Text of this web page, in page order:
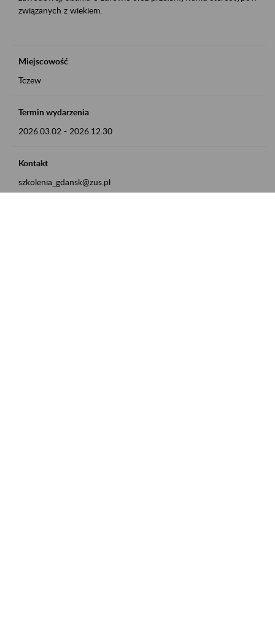
związanych z wiekiem.
Miejscowość
Tczew
Termin wydarzenia
2026.03.02 - 2026.12.30
Kontakt
szkolenia_gdansk@zus.pl